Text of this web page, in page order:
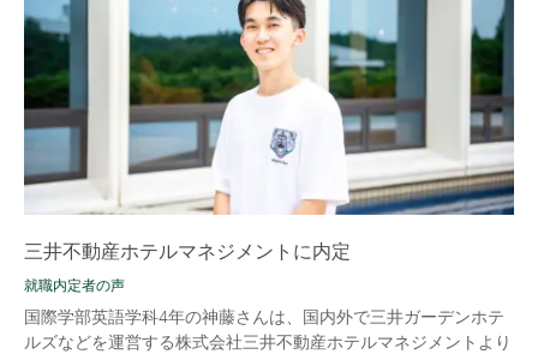
三井不動産ホテルマネジメントに内定
就職内定者の声
国際学部英語学科4年の神藤さんは、国内外で三井ガーデンホテ
ルズなどを運営する株式会社三井不動産ホテルマネジメントより